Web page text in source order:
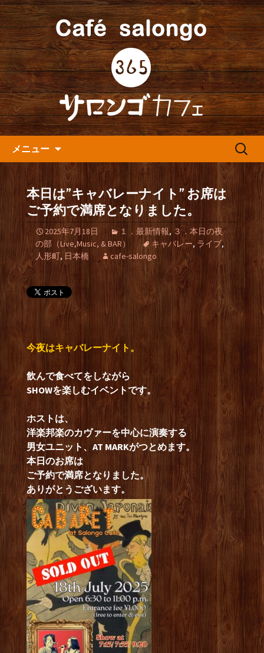
人形町の『365(サロンゴ)カフ
ェ』よりお知らせ
人形町の音楽カフェ『365カフェ』より
最新情報をお届けします。
メニュー
検
本日は”キャバレーナイト” お席は
ご予約で満席となりました。
2025年7月18日 １．最新情報, ３．本日の夜
の部（Live,Music, & BAR）
キャバレー, ライブ,
人形町, 日本橋 cafe-salongo
今夜はキャバレーナイト。
飲んで食べてをしながら
SHOWを楽しむイベントです。
ホストは、
洋楽邦楽のカヴァーを中心に演奏する
男女ユニット、AT MARKがつとめます。
本日のお席は
ご予約で満席となりました。
ありがとうございます。